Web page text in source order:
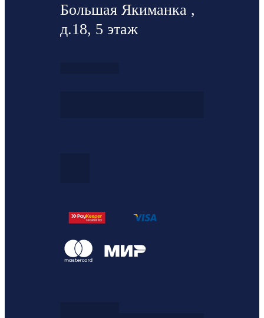
Большая Якиманка ,
д.18, 5 этаж